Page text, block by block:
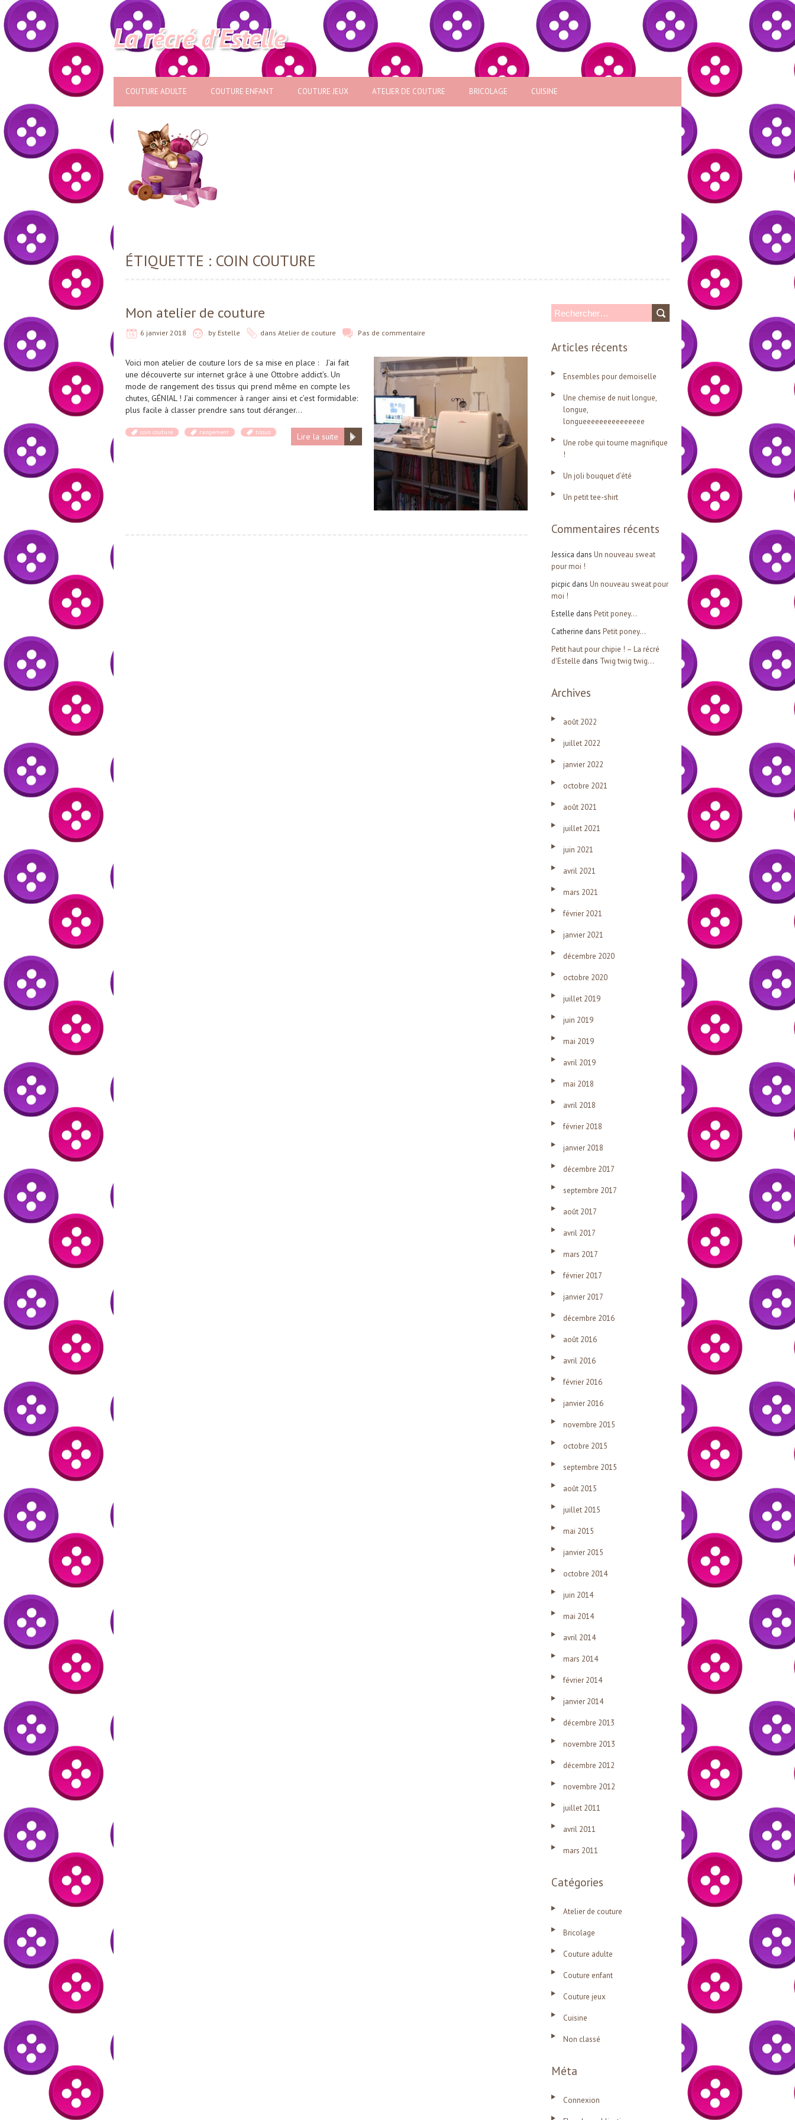
La récré d'Estelle
COUTURE ADULTE COUTURE ENFANT COUTURE JEUX ATELIER DE COUTURE BRICOLAGE CUISINE
ÉTIQUETTE : COIN COUTURE
Mon atelier de couture
6 janvier 2018 by Estelle dans Atelier de couture Pas de commentaire
Voici mon atelier de couture lors de sa mise en place : J’ai fait
une découverte sur internet grâce à une Ottobre addict’s. Un
mode de rangement des tissus qui prend même en compte les
chutes, GÉNIAL ! J’ai commencer à ranger ainsi et c’est formidable:
plus facile à classer prendre sans tout déranger…
Lire la suite
coin couture rangement tissus
c
h
r
Articles récents
Ensembles pour demoiselle
Une chemise de nuit longue,
longue,
longueeeeeeeeeeeeeee
Une robe qui tourne magnifique
!
Un joli bouquet d’été
Un petit tee-shirt
Commentaires récents
Jessica dans Un nouveau sweat
pour moi !
picpic dans Un nouveau sweat pour
moi !
Estelle dans Petit poney…
Catherine dans Petit poney…
Petit haut pour chipie ! – La récré
d'Estelle dans Twig twig twig…
Archives
août 2022
juillet 2022
janvier 2022
octobre 2021
août 2021
juillet 2021
juin 2021
avril 2021
mars 2021
février 2021
janvier 2021
décembre 2020
octobre 2020
juillet 2019
juin 2019
mai 2019
avril 2019
mai 2018
avril 2018
février 2018
janvier 2018
décembre 2017
septembre 2017
août 2017
avril 2017
mars 2017
février 2017
janvier 2017
décembre 2016
août 2016
avril 2016
février 2016
janvier 2016
novembre 2015
octobre 2015
septembre 2015
août 2015
juillet 2015
mai 2015
janvier 2015
octobre 2014
juin 2014
mai 2014
avril 2014
mars 2014
février 2014
janvier 2014
décembre 2013
novembre 2013
décembre 2012
novembre 2012
juillet 2011
avril 2011
mars 2011
Catégories
Atelier de couture
Bricolage
Couture adulte
Couture enfant
Couture jeux
Cuisine
Non classé
Méta
Connexion